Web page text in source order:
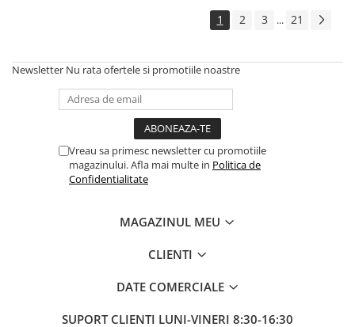
1 2 3 ... 21
Newsletter Nu rata ofertele si promotiile noastre
Vreau sa primesc newsletter cu promotiile
magazinului. Afla mai multe in Politica de
Confidentialitate
MAGAZINUL MEU
CLIENTI
DATE COMERCIALE
SUPORT CLIENTI LUNI-VINERI 8:30-16:30